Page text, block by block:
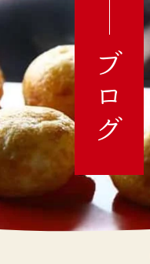
ブログ